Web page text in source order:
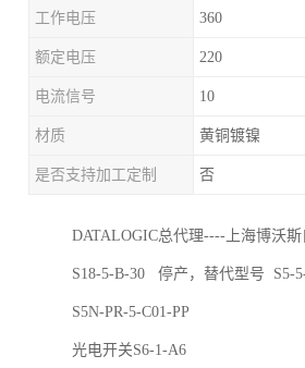
工作电压 360
额定电压 220
电流信号 10
材质 黄铜镀镍
是否支持加工定制 否
DATALOGIC总代理----上海博沃
S18-5-B-30 停产，替代型号 S5-
S5N-PR-5-C01-PP
光电开关S6-1-A6